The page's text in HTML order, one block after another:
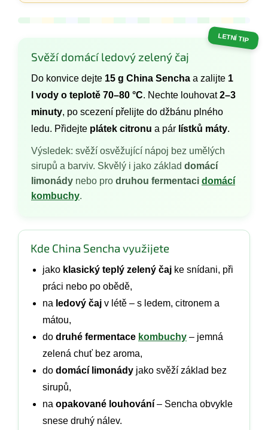
LETNÍ TIP
Svěží domácí ledový zelený čaj
Do konvice dejte 15 g China Sencha a zalijte 1
l vody o teplotě 70–80 °C. Nechte louhovat2–3
minuty, po scezení přelijte do džbánu plného
ledu. Přidejte plátek citronu a pár lístků máty.
Výsledek: svěží osvěžující nápoj bez umělých
sirupů a barviv. Skvělý i jako základ domácí
limonády nebo pro druhou fermentaci domácí
kombuchy.
Kde China Sencha využijete
jako klasický teplý zelený čaj ke snídani, při
práci nebo po obědě,
na ledový čaj v létě – s ledem, citronem a
mátou,
do druhé fermentace kombuchy – jemná
zelená chuť bez aroma,
do domácí limonády jako svěží základ bez
sirupů,
na opakované louhování – Sencha obvykle
snese druhý nálev.